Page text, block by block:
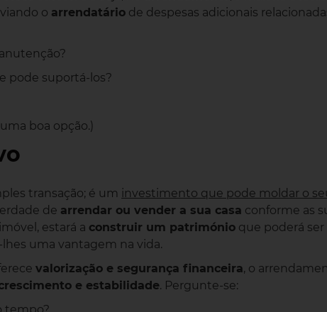
o arrendatário de despesas adicionais
pode suportá-los?
boa opção.)
transação; é um investimento que pode moldar o
de arrendar ou vender a sua casa conforme as
estará a construir um património que poderá ser
uma vantagem na vida.
valorização e segurança financeira, o
e estabilidade. Pergunte-se: